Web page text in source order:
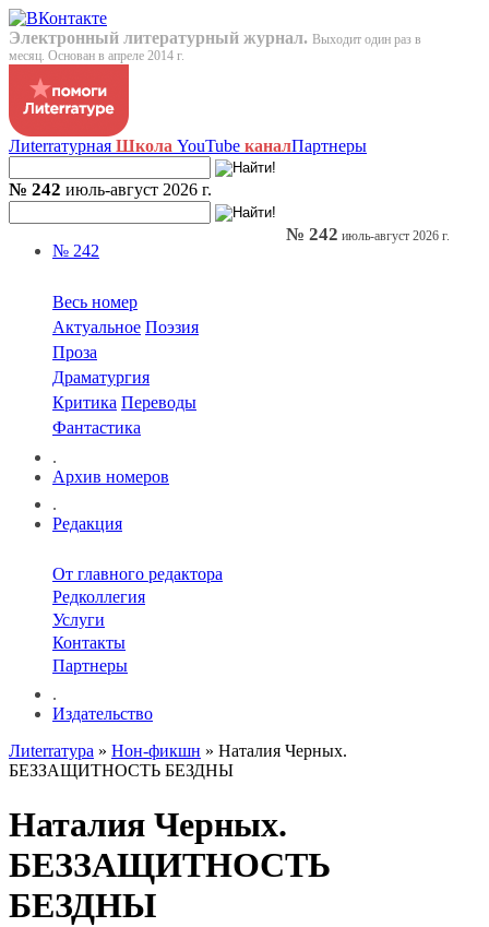
Электронный литературный журнал. Выходит один раз в
месяц. Основан в апреле 2014 г.
Лиterraтурная Школа YouTube каналПартнеры
№ 242 июль-август 2026 г.
№ 242
Весь номер
Актуальное Поэзия
Проза
Драматургия
Критика Переводы
Фантастика
.
Архив номеров
.
Редакция
От главного редактора
Редколлегия
Услуги
Контакты
Партнеры
.
Издательство
№ 242 июль-август 2026 г.
Лиterraтура » Нон-фикшн » Наталия Черных.
БЕЗЗАЩИТНОСТЬ БЕЗДНЫ
Наталия Черных.
БЕЗЗАЩИТНОСТЬ
БЕЗДНЫ